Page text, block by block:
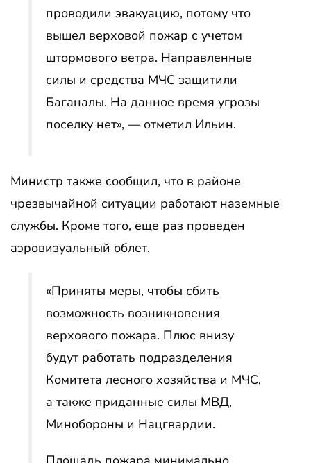
проводили эвакуацию, потому что
вышел верховой пожар с учетом
штормового ветра. Направленные
силы и средства МЧС защитили
Баганалы. На данное время угрозы
поселку нет», — отметил Ильин.
Министр также сообщил, что в районе
чрезвычайной ситуации работают наземные
службы. Кроме того, еще раз проведен
аэровизуальный облет.
«Приняты меры, чтобы сбить
возможность возникновения
верхового пожара. Плюс внизу
будут работать подразделения
Комитета лесного хозяйства и МЧС,
а также приданные силы МВД,
Минобороны и Нацгвардии.